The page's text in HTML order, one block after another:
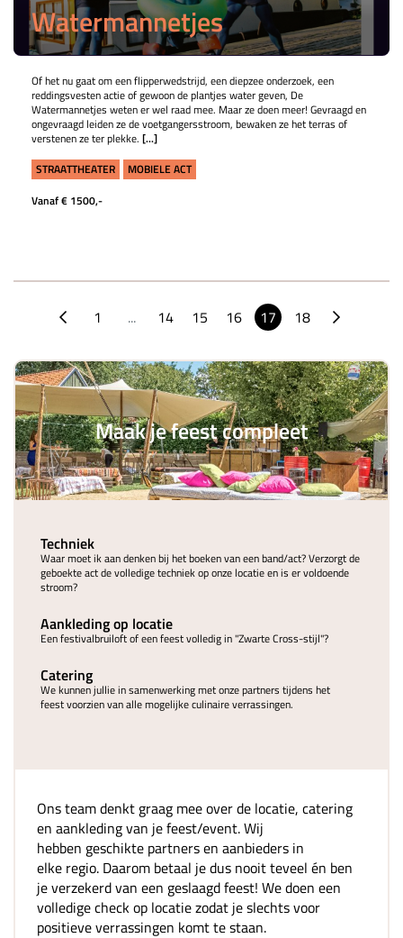
Watermannetjes
Of het nu gaat om een flipperwedstrijd, een diepzee onderzoek, een
reddingsvesten actie of gewoon de plantjes water geven, De
Watermannetjes weten er wel raad mee. Maar ze doen meer! Gevraagd en
ongevraagd leiden ze de voetgangersstroom, bewaken ze het terras of
verstenen ze ter plekke. [...]
STRAATTHEATER
MOBIELE ACT
Vanaf € 1500,-
1 ... 14 15 16 17 18
Maak je feest compleet
Techniek
Waar moet ik aan denken bij het boeken van een band/act? Verzorgt de
geboekte act de volledige techniek op onze locatie en is er voldoende
stroom?
Aankleding op locatie
Een festivalbruiloft of een feest volledig in "Zwarte Cross-stijl"?
Catering
We kunnen jullie in samenwerking met onze partners tijdens het
feest voorzien van alle mogelijke culinaire verrassingen.
Ons team denkt graag mee over de locatie, catering
en aankleding van je feest/event. Wij
hebben geschikte partners en aanbieders in
elke regio. Daarom betaal je dus nooit teveel én ben
je verzekerd van een geslaagd feest! We doen een
volledige check op locatie zodat je slechts voor
positieve verrassingen komt te staan.